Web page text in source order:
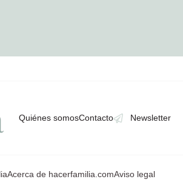
Quiénes somosContacto Newsletter
Acerca de hacerfamilia.comAviso legal